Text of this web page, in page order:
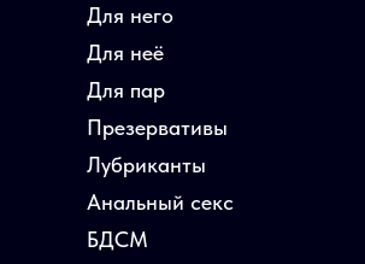
Для него
Для неё
Для пар
БДСМ
Презервативы
Лубриканты
Анальный секс